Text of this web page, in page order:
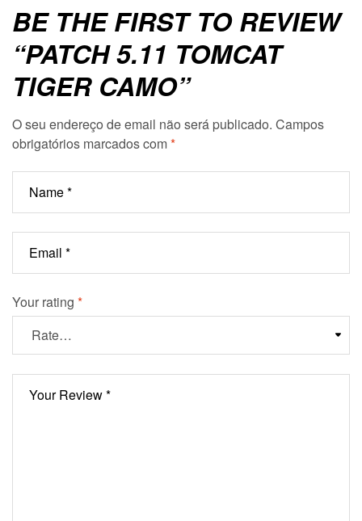
BE THE FIRST TO REVIEW
“PATCH 5.11 TOMCAT
TIGER CAMO”
O seu endereço de email não será publicado. Campos
obrigatórios marcados com*
Your rating *